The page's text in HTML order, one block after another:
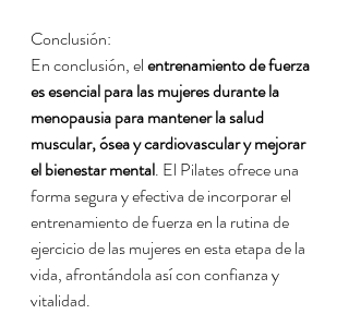
Conclusión:
En conclusión, el entrenamiento de fuerza
es esencial para las mujeres durante la
menopausia para mantener la salud
muscular, ósea y cardiovascular y mejorar
el bienestar mental. El Pilates ofrece una
forma segura y efectiva de incorporar el
entrenamiento de fuerza en la rutina de
ejercicio de las mujeres en esta etapa de la
vida, afrontándola así con confianza y
vitalidad.